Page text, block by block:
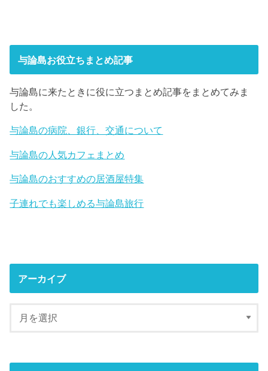
与論島お役立ちまとめ記事
与論島に来たときに役に立つまとめ記事をまとめてみま
した。
与論島の病院、銀行、交通について
与論島の人気カフェまとめ
与論島のおすすめの居酒屋特集
子連れでも楽しめる与論島旅行
アーカイブ